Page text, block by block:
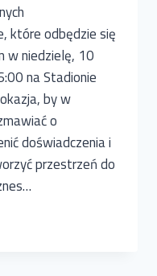
które odbędzie się
w niedzielę, 10
na Stadionie
by w
o
doświadczenia i
przestrzeń do